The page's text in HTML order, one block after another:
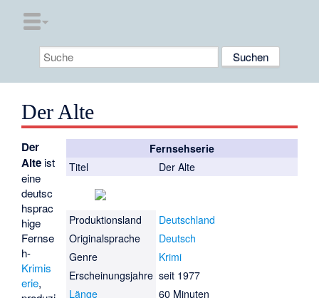
Der Alte
Fernsehserie
Titel
Der Alte
Produktionsland
Deutschland
Originalsprache
Deutsch
Genre
Krimi
Erscheinungsjahre seit 1977
Länge
60 Minuten
Der
Alte ist
eine
deutsc
hsprac
hige
Fernse
h-
Krimis
erie,